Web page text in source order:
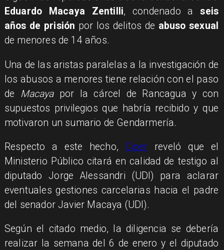
Eduardo Macaya Zentilli, condenado aseis
años de prisión por los delitos de abuso sexual
de menores de 14 años.
Una de las aristas paralelas a la investigación de
los abusos a menores tiene relación con el paso
de
Macayapor la cárcel de Rancagua y con
supuestos privilegios que habría recibido y que
motivaron un sumario de Gendarmería.
Respecto a este hecho, Ciper reveló que el
Ministerio Público citará en calidad de testigo al
diputado Jorge Alessandri (UDI) para aclarar
eventuales gestiones carcelarias hacia el padre
del senador Javier Macaya (UDI).
Según el citado medio, la diligencia se debería
realizar la semana del 6 de enero y el diputado